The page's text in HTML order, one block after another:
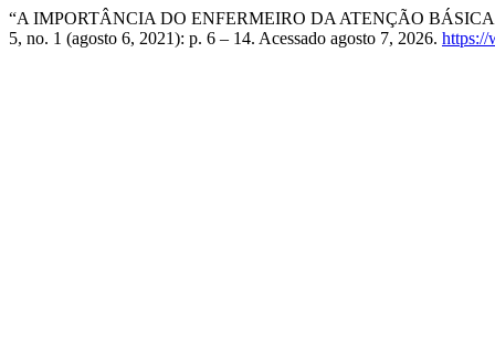
“A IMPORTÂNCIA DO ENFERMEIRO DA ATENÇÃO
5, no. 1 (agosto 6, 2021): p. 6 – 14. Acessado agosto 7, 2026. https://